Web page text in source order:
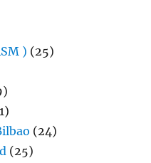
) (25)
(24)
(25)